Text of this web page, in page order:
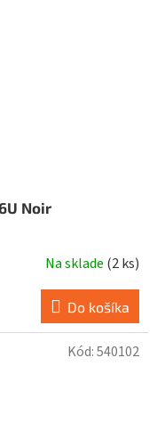
Noir
Na sklade (2 ks)
Do košíka
Kód:540102